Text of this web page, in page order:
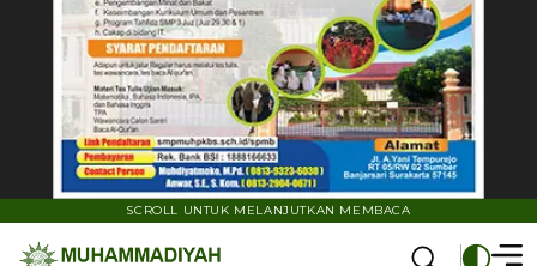
SCROLL UNTUK MELANJUTKAN MEMBACA